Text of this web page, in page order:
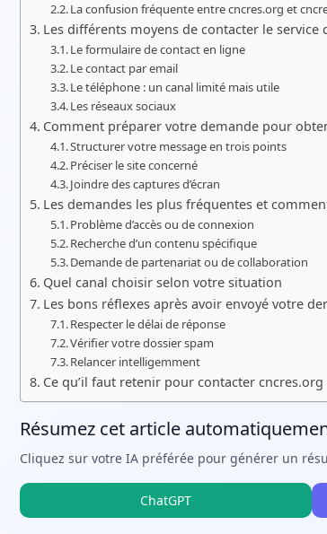
La confusion fréquente entre cncres.org et
Les différents moyens de contacter le service
Le formulaire de contact en ligne
Le contact par email
Le téléphone : un canal limité mais utile
Les réseaux sociaux
Comment préparer votre demande pour
Structurer votre message en trois points
Préciser le site concerné
Joindre des captures d’écran
Les demandes les plus fréquentes et
Problème d’accès ou de connexion
Recherche d’un contenu spécifique
Demande de partenariat ou de collaboration
Quel canal choisir selon votre situation
Les bons réflexes après avoir envoyé votre
Respecter le délai de réponse
Vérifier votre dossier spam
Relancer intelligemment
Ce qu’il faut retenir pour contacter
Résumez cet article
Cliquez sur votre IA préférée pour générer un
ChatGPT